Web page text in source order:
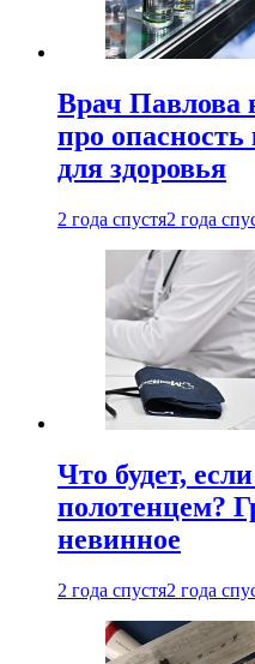
Врач Павлова
про
для здоровья
2 года спустя2 года
Что будет,
полотенцем?
невинное
2 года спустя2 года